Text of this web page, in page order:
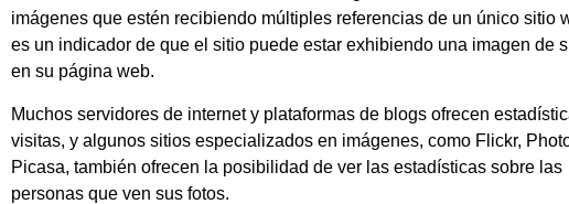
imágenes que estén recibiendo múltiples referencias de un único sitio
es un indicador de que el sitio puede estar exhibiendo una imagen de
en su página web.
Muchos servidores de internet y plataformas de blogs ofrecen
visitas, y algunos sitios especializados en imágenes, como Flickr,
Picasa, también ofrecen la posibilidad de ver las estadísticas sobre las
personas que ven sus fotos.